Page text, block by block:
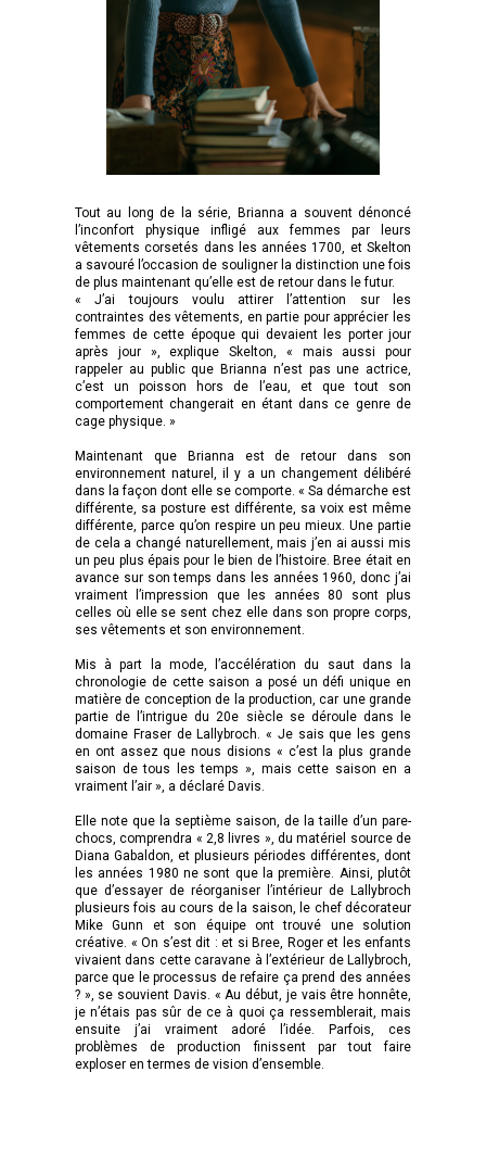
Tout au long de la série, Brianna a souvent dénoncé
l’inconfort physique infligé aux femmes par leurs
vêtements corsetés dans les années 1700, et Skelton
a savouré l’occasion de souligner la distinction une fois
de plus maintenant qu’elle est de retour dans le futur.
« J’ai toujours voulu attirer l’attention sur les
contraintes des vêtements, en partie pour apprécier les
femmes de cette époque qui devaient les porter jour
après jour », explique Skelton, « mais aussi pour
rappeler au public que Brianna n’est pas une actrice,
c’est un poisson hors de l’eau, et que tout son
comportement changerait en étant dans ce genre de
cage physique. »
Maintenant que Brianna est de retour dans son
environnement naturel, il y a un changement délibéré
dans la façon dont elle se comporte. « Sa démarche est
différente, sa posture est différente, sa voix est même
différente, parce qu’on respire un peu mieux. Une partie
de cela a changé naturellement, mais j’en ai aussi mis
un peu plus épais pour le bien de l’histoire. Bree était en
avance sur son temps dans les années 1960, donc j’ai
vraiment l’impression que les années 80 sont plus
celles où elle se sent chez elle dans son propre corps,
ses vêtements et son environnement.
Mis à part la mode, l’accélération du saut dans la
chronologie de cette saison a posé un défi unique en
matière de conception de la production, car une grande
partie de l’intrigue du 20e siècle se déroule dans le
domaine Fraser de Lallybroch. « Je sais que les gens
en ont assez que nous disions « c’est la plus grande
saison de tous les temps », mais cette saison en a
vraiment l’air », a déclaré Davis.
Elle note que la septième saison, de la taille d’un pare-
chocs, comprendra « 2,8 livres », du matériel source de
Diana Gabaldon, et plusieurs périodes différentes, dont
les années 1980 ne sont que la première. Ainsi, plutôt
que d’essayer de réorganiser l’intérieur de Lallybroch
plusieurs fois au cours de la saison, le chef décorateur
Mike Gunn et son équipe ont trouvé une solution
créative. « On s’est dit : et si Bree, Roger et les enfants
vivaient dans cette caravane à l’extérieur de Lallybroch,
parce que le processus de refaire ça prend des années
? », se souvient Davis. « Au début, je vais être honnête,
je n’étais pas sûr de ce à quoi ça ressemblerait, mais
ensuite j’ai vraiment adoré l’idée. Parfois, ces
problèmes de production finissent par tout faire
exploser en termes de vision d’ensemble.